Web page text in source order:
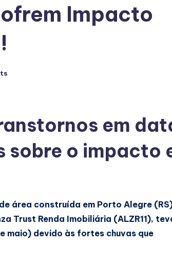
Impacto
em
sobre o impacto
área construída em Porto Alegre
Trust Renda Imobiliária (ALZR11),
devido às fortes chuvas que